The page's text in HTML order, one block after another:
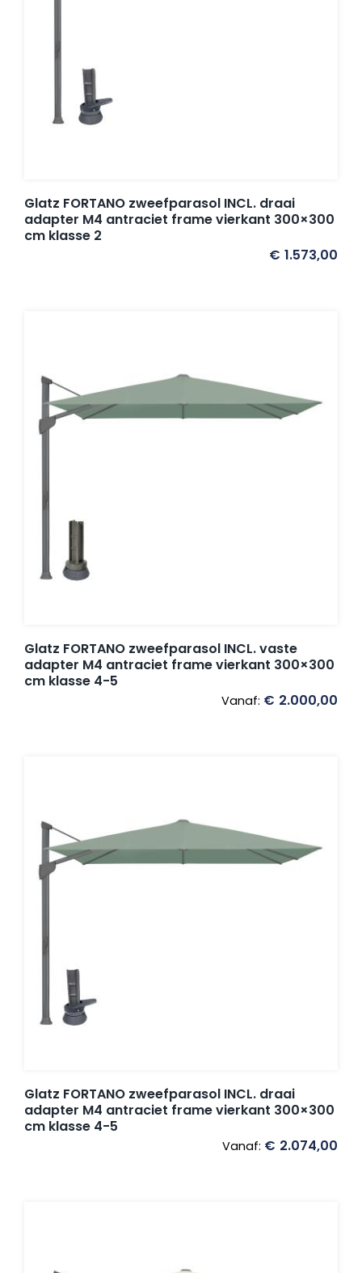
Glatz FORTANO zweefparasol INCL. draai
adapter M4 antraciet frame vierkant 300×300
cm klasse 2
€ 1.573,00
Glatz FORTANO zweefparasol INCL. vaste
adapter M4 antraciet frame vierkant 300×300
cm klasse 4-5
Vanaf: € 2.000,00
Glatz FORTANO zweefparasol INCL. draai
adapter M4 antraciet frame vierkant 300×300
cm klasse 4-5
Vanaf: € 2.074,00